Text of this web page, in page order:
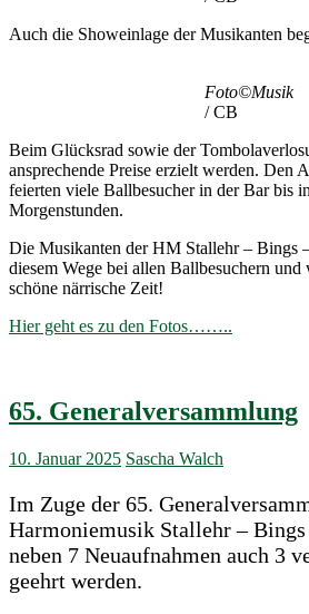
Auch die Showeinlage der Musikanten
Foto©Musik
/ CB
Beim Glücksrad sowie der
ansprechende Preise erzielt werden. Den
feierten viele Ballbesucher in der Bar bis
Morgenstunden.
Die Musikanten der HM Stallehr – Bings
diesem Wege bei allen Ballbesuchern und
schöne närrische Zeit!
Hier geht es zu den Fotos……..
65. Generalversammlung
10. Januar 2025 Sascha Walch
Im Zuge der 65.
Harmoniemusik Stallehr –
neben 7 Neuaufnahmen auch 3
geehrt werden.